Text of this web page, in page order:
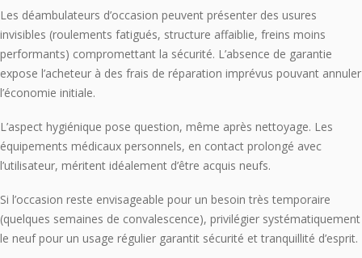
Les déambulateurs d’occasion peuvent présenter des usures
invisibles (roulements fatigués, structure affaiblie, freins moins
performants) compromettant la sécurité. L’absence de garantie
expose l’acheteur à des frais de réparation imprévus pouvant annuler
l’économie initiale.
L’aspect hygiénique pose question, même après nettoyage. Les
équipements médicaux personnels, en contact prolongé avec
l’utilisateur, méritent idéalement d’être acquis neufs.
Si l’occasion reste envisageable pour un besoin très temporaire
(quelques semaines de convalescence), privilégier systématiquement
le neuf pour un usage régulier garantit sécurité et tranquillité d’esprit.